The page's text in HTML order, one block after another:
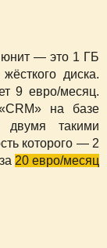
юнит — это 1 ГБ
диска.
9 евро/месяц.
на базе
такими
которого — 2
20 евро/месяц